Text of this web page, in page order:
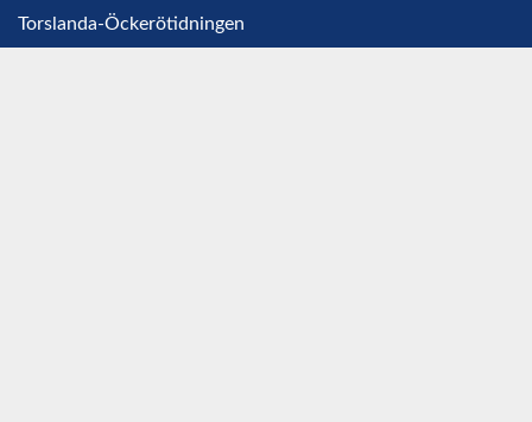
Torslanda-Öckerötidningen